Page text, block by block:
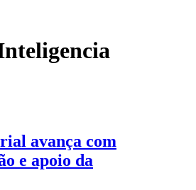
avança com
e apoio da